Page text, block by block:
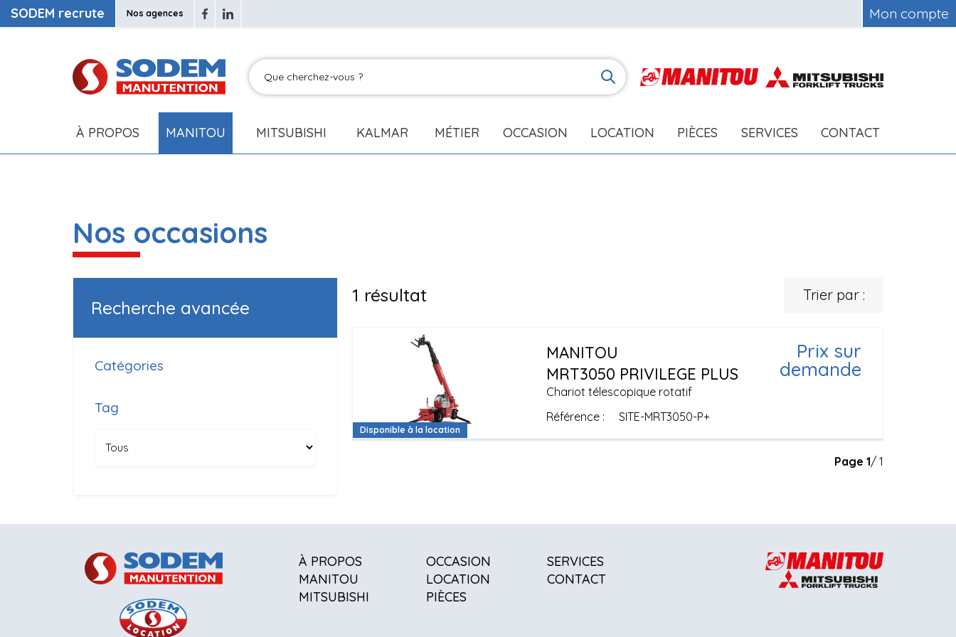
SODEM recrute Nos agences Mon compte
À PROPOS MANITOU MITSUBISHI KALMAR MÉTIER OCCASION LOCATION PIÈCES SERVICES CONTACT
Nos occasions
Recherche avancée
Catégories
Tag
1 résultat Trier par :
Disponible à la location
Chariot télescopique rotatif
MANITOU
MRT3050 PRIVILEGE PLUS
Référence SITE-MRT3050-P+
Prix sur
demande
Page 1/ 1
À PROPOS
MANITOU
MITSUBISHI
OCCASION
LOCATION
PIÈCES
SERVICES
CONTACT